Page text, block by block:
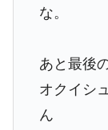
な。
あと最後
オクイシ
ん